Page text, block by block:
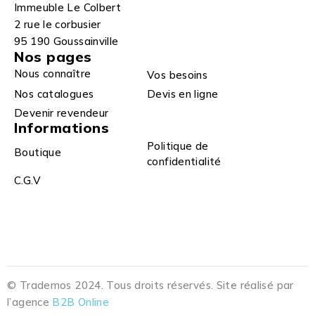
Immeuble Le Colbert
2 rue le corbusier
95 190 Goussainville
Nos pages
Nous connaître
Vos besoins
Nos catalogues
Devis en ligne
Devenir revendeur
Informations
Boutique
Politique de
confidentialité
C.G.V
© Trademos 2024. Tous droits réservés. Site réalisé par
l’agence B2B Online